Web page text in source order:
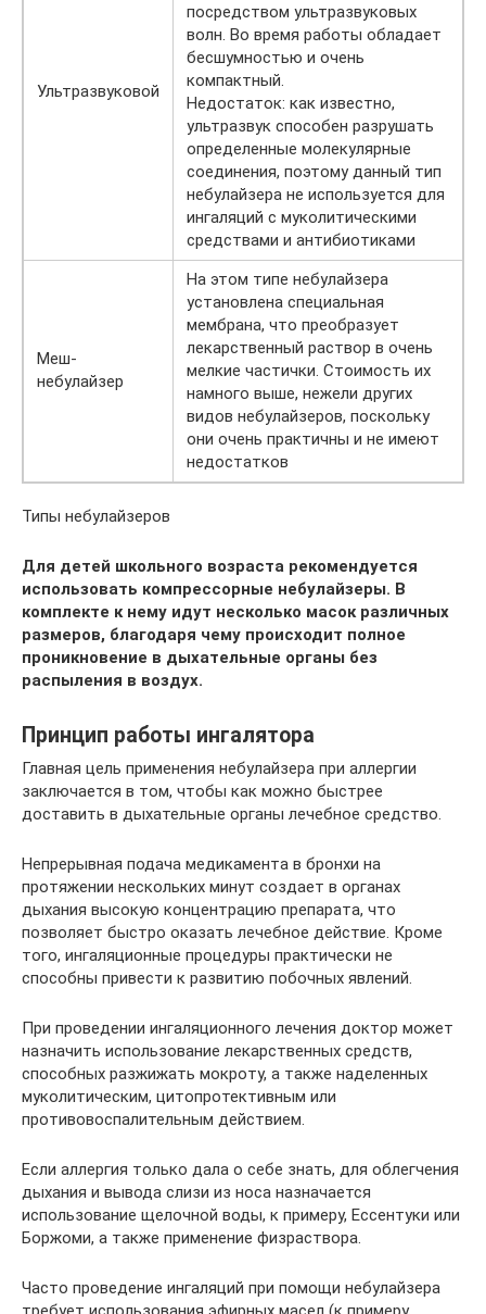
Ультразвуковой
посредством ультразвуковых
волн. Во время работы обладает
бесшумностью и очень
компактный.
Недостаток: как известно,
ультразвук способен разрушать
определенные молекулярные
соединения, поэтому данный тип
небулайзера не используется для
ингаляций с муколитическими
средствами и антибиотиками
Меш-
небулайзер
На этом типе небулайзера
установлена специальная
мембрана, что преобразует
лекарственный раствор в очень
мелкие частички. Стоимость их
намного выше, нежели других
видов небулайзеров, поскольку
они очень практичны и не имеют
недостатков
Типы небулайзеров
Для детей школьного возраста рекомендуется
использовать компрессорные небулайзеры. В
комплекте к нему идут несколько масок различных
размеров, благодаря чему происходит полное
проникновение в дыхательные органы без
распыления в воздух.
Принцип работы ингалятора
Главная цель применения небулайзера при аллергии
заключается в том, чтобы как можно быстрее
доставить в дыхательные органы лечебное средство.
Непрерывная подача медикамента в бронхи на
протяжении нескольких минут создает в органах
дыхания высокую концентрацию препарата, что
позволяет быстро оказать лечебное действие. Кроме
того, ингаляционные процедуры практически не
способны привести к развитию побочных явлений.
При проведении ингаляционного лечения доктор может
назначить использование лекарственных средств,
способных разжижать мокроту, а также наделенных
муколитическим, цитопротективным или
противовоспалительным действием.
Если аллергия только дала о себе знать, для облегчения
дыхания и вывода слизи из носа назначается
использование щелочной воды, к примеру, Ессентуки или
Боржоми, а также применение физраствора.
Часто проведение ингаляций при помощи небулайзера